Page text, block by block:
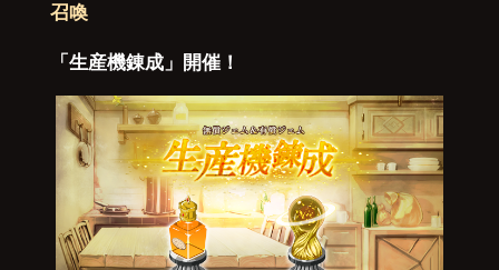
召喚
「生産機錬成」開催！